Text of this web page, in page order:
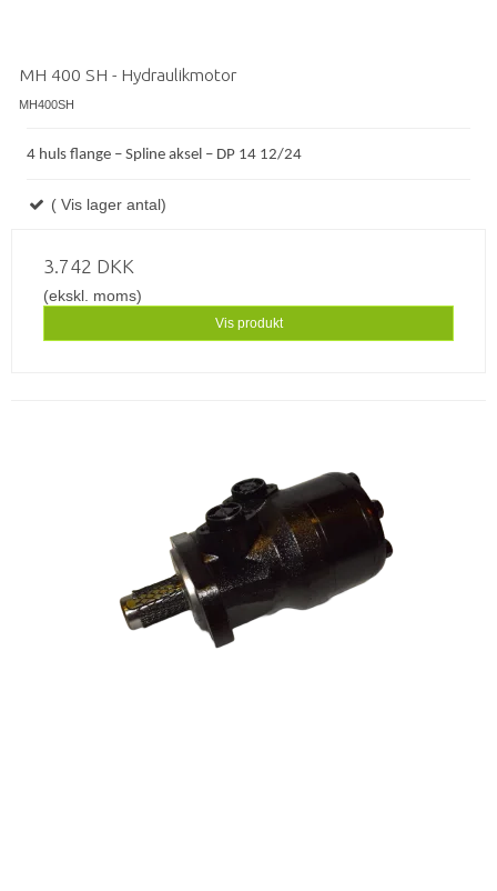
MH 400 SH - Hydraulikmotor
MH400SH
4 huls flange – Spline aksel – DP 14 12/24
( Vis lager antal)
3.742 DKK
(ekskl. moms)
Vis produkt